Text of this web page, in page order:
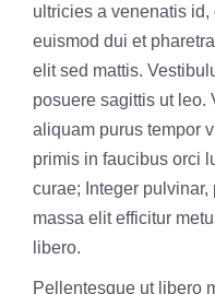
ultricies a venenatis
euismod dui et
elit sed mattis.
posuere sagittis ut leo.
aliquam purus tempor
primis in faucibus orci
curae; Integer
massa elit efficitur
libero.
Pellentesque ut libero